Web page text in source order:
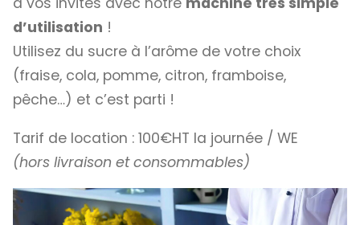
d’utilisation !
Utilisez du sucre à l’arôme de votre choix
(fraise, cola, pomme, citron, framboise,
pêche…) et c’est parti !
Tarif de location : 100€HT la journée / WE
(hors livraison et consommables)